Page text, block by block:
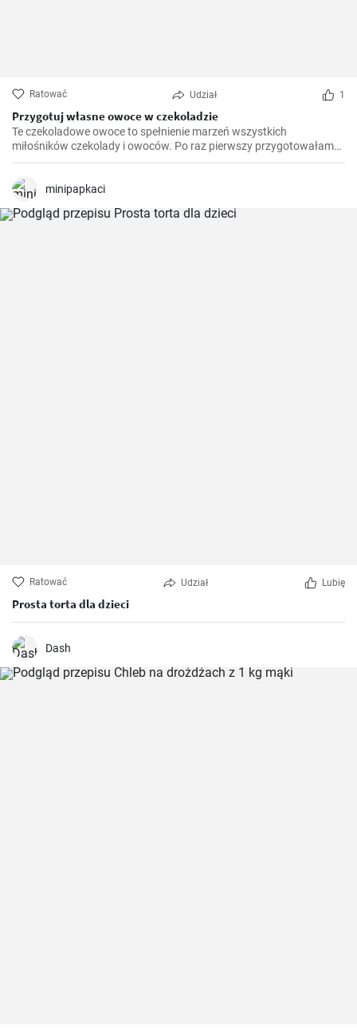
Ratować Udział 1
Przygotuj własne owoce w czekoladzie
Te czekoladowe owoce to spełnienie marzeń wszystkich
miłośników czekolady i owoców. Po raz pierwszy przygotowałam
ten przepis kilka lat temu, kiedy szukałam lekkiego, ale słodkiego i
faworytem na moich przyjęciach i absolutnym hitem wśród moich
minipapkaci
Ratować Udział Lubię
Prosta torta dla dzieci
Dash